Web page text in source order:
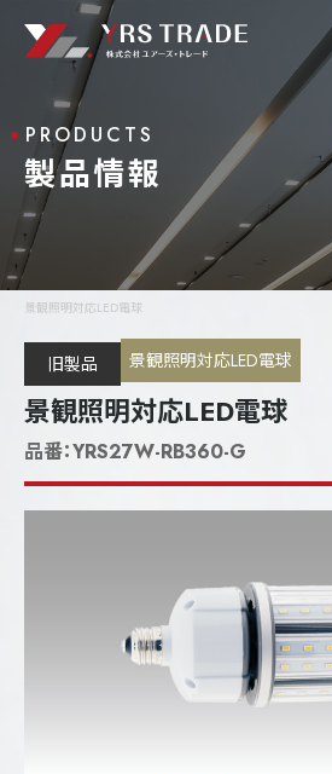
景観照明対応LED電球
PRODUCTS
製品情報
旧製品 景観照明対応LED電球
景観照明対応LED電球
品番：YRS27W-RB360-G